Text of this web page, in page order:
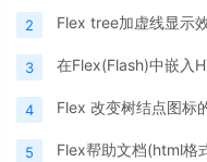
2 Flex tree加虚线显示
3 在Flex(Flash)中嵌入
4 Flex 改变树结点图标
5 Flex帮助文档(html格